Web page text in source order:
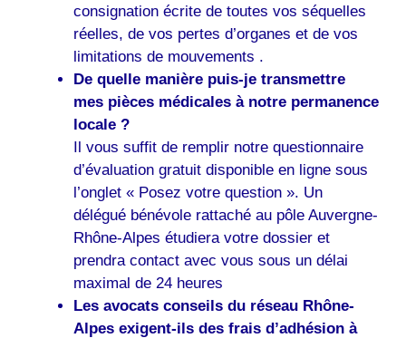
consignation écrite de toutes vos séquelles
réelles, de vos pertes d’organes et de vos
limitations de mouvements .
De quelle manière puis-je transmettre
mes pièces médicales à notre permanence
locale ?
Il vous suffit de remplir notre questionnaire
d’évaluation gratuit disponible en ligne sous
l’onglet « Posez votre question ». Un
délégué bénévole rattaché au pôle Auvergne-
Rhône-Alpes étudiera votre dossier et
prendra contact avec vous sous un délai
maximal de 24 heures
Les avocats conseils du réseau Rhône-
Alpes exigent-ils des frais d’adhésion à